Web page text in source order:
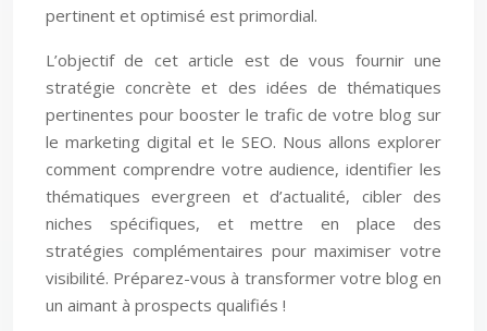
pertinent et optimisé est primordial.
L’objectif de cet article est de vous fournir une
stratégie concrète et des idées de thématiques
pertinentes pour booster le trafic de votre blog sur
le marketing digital et le SEO. Nous allons explorer
comment comprendre votre audience, identifier les
thématiques evergreen et d’actualité, cibler des
niches spécifiques, et mettre en place des
stratégies complémentaires pour maximiser votre
visibilité. Préparez-vous à transformer votre blog en
un aimant à prospects qualifiés !